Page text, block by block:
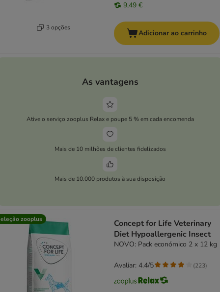
3 opções
9,49 €
Adicionar ao carrinho
As vantagens
Ative o serviço zooplus Relax e poupe 5 % em cada encomenda
Mais de 10 milhões de clientes fidelizados
Mais de 10.000 produtos à sua disposição
zooplus
Concept for Life Veterinary
Diet Hypoallergenic Insect
NOVO: Pack económico 2 x 12 kg
Avaliar: 4.4/5 (223)